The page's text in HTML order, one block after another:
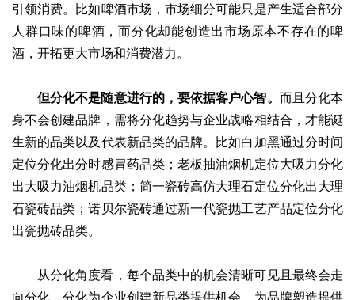
引领消费。比如啤酒市场，市场细分可能只是产生适合部分
人群口味的啤酒，而分化却能创造出市场原本不存在的啤
酒，开拓更大市场和消费潜力。
但分化不是随意进行的，要依据客户心智。 而且分化本
身不会创建品牌，需将分化趋势与企业战略相结合，才能诞
生新的品类以及代表新品类的品牌。比如白加黑通过分时间
定位分化出分时感冒药品类；老板抽油烟机定位大吸力分化
出大吸力油烟机品类；简一瓷砖高仿大理石定位分化出大理
石瓷砖品类；诺贝尔瓷砖通过新一代瓷抛工艺产品定位分化
出瓷抛砖品类。
从分化角度看，每个品类中的机会清晰可见且最终会走
向分化。分化为企业创建新品类提供机会，为品牌塑造提供